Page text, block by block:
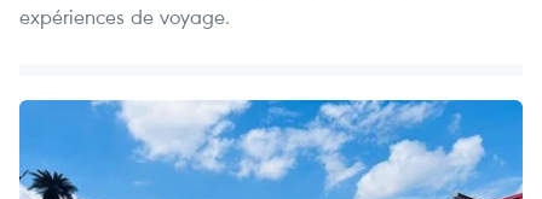
expériences de voyage.